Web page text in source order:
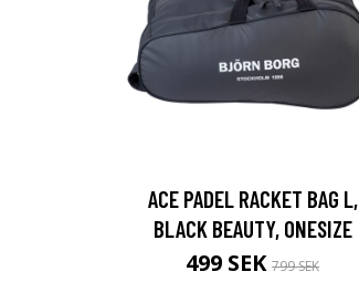
ACE PADEL RACKET BAG L,
BLACK BEAUTY, ONESIZE
499 SEK799 SEK